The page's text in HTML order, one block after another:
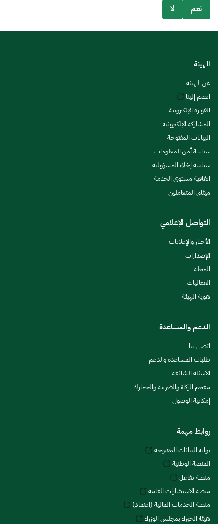
نعم
لا
الهيئة
عن الهيئة
انضم إلينا
الفوترة الإلكترونية
المشاركة الإلكترونية
البيانات المفتوحة
سياسة أمن المعلومات
سياسة إخلاء المسؤولية
اتفاقية مستوى الخدمة
ميثاق المتعاملين
التواصل الإعلامي
الأخبار والإعلانات
الإصدارات
المجلة
الفعاليات
هوية الهيئة
الدعم والمساعدة
اتصل بنا
طلبات المساعدة والدعم
الأسئلة الشائعة
معجم الزكاة والضريبة والجمارك
إمكانية الوصول
روابط مهمة
بوابة البيانات المفتوحة
المنصة الوطنية
منصة تفاعل
منصة الاستشارات العامة
منصة الخدمات المالية (اعتماد)
هيئة الخبراء بمجلس الوزراء